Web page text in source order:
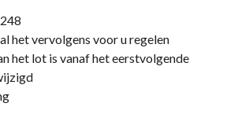
het vervolgens voor u regelen
het lot is vanaf het eerstvolgende